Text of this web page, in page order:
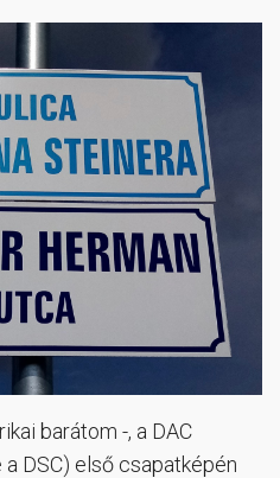
barátom -, a DAC
DSC) első csapatképén